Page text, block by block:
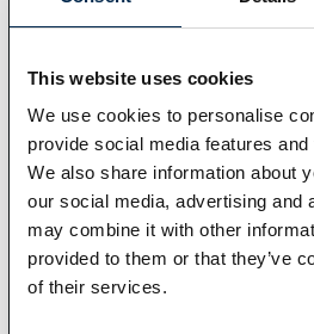
This website uses cookies
We use cookies to personalise
provide social media features
We also share information about
our social media, advertising and
may combine it with other
provided to them or that they’ve
of their services.